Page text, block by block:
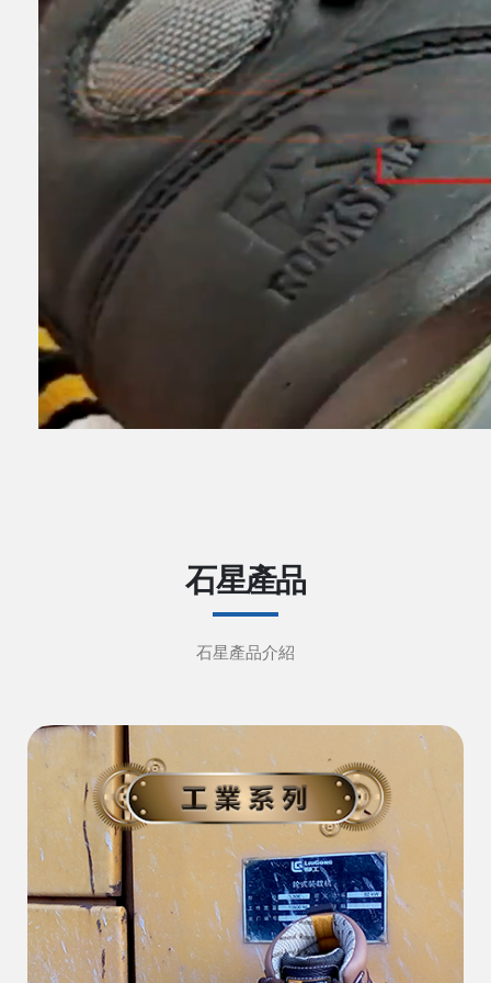
石星產品
石星產品介紹